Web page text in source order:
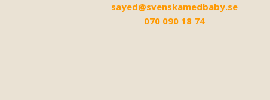
sayed@svenskamedbaby.se
070 090 18 74